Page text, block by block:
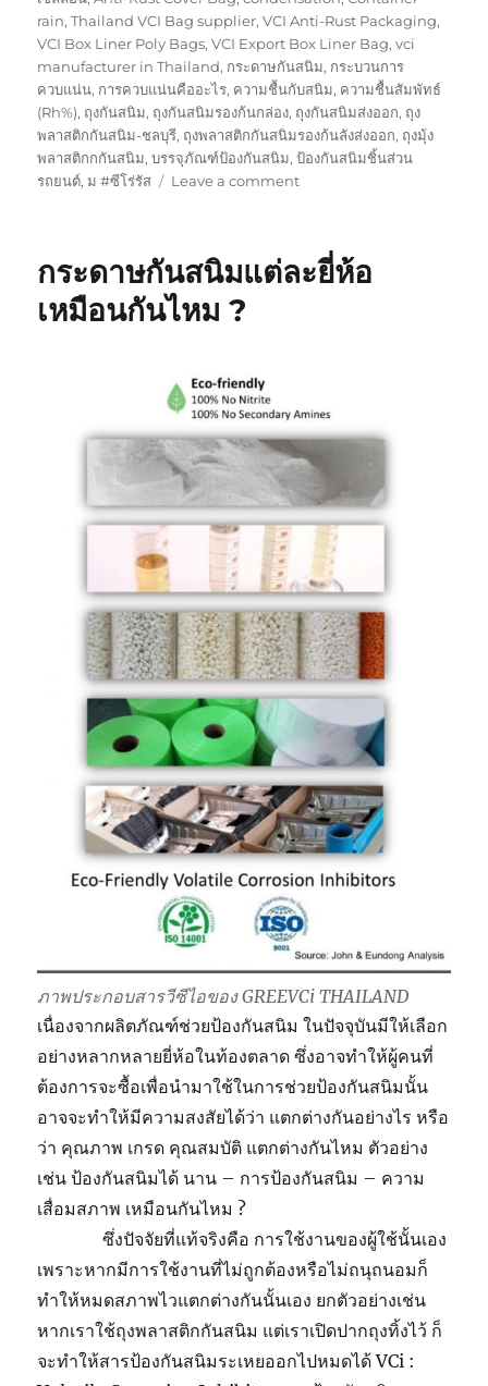
rain,Thailand VCI Bag supplier,VCI Anti-Rust Packaging,
VCI Box Liner Poly Bags,VCI Export Box Liner Bag,vci
manufacturer in Thailand, กระดาษกันสนิม, กระบวนการ
ควบแน่น, การควบแน่นคืออะไร, ความชื้นกับสนิม, ความชื้นสัมพัทธ์
(Rh%), ถุงกันสนิม, ถุงกันสนิมรองก้นกล่อง, ถุงกันสนิมส่งออก, ถุง
พลาสติกกันสนิม-ชลบุรี, ถุงพลาสติกกันสนิมรองก้นลังส่งออก, ถุงมุ้ง
พลาสติกกกันสนิม,บรรจุภัณฑ์ป้องกันสนิม,ป้องกันสนิมชิ้นส่วน
รถยนต์,ม #ซีโร่รัส Leave a commenton
คุ้ม
กระดาษกันสนิมแต่ละยี่ห้อ
เหมือนกันไหม ?
ภาพประกอบสารวีซีไอของ GREEVCi THAILAND
เนื่องจากผลิตภัณฑ์ช่วยป้องกันสนิม ในปัจจุบันมีให้เลือก
อย่างหลากหลายยี่ห้อในท้องตลาด ซึ่งอาจทำให้ผู้คนที่
ต้องการจะซื้อเพื่อนำมาใช้ในการช่วยป้องกันสนิมนั้น
อาจจะทำให้มีความสงสัยได้ว่า แตกต่างกันอย่างไร หรือ
ว่า คุณภาพ เกรด คุณสมบัติ แตกต่างกันไหม ตัวอย่าง
เช่น ป้องกันสนิมได้ นาน – การป้องกันสนิม – ความ
เสื่อมสภาพ เหมือนกันไหม ?
ซึ่งปัจจัยที่แท้จริงคือ การใช้งานของผู้ใช้นั้นเอง
เพราะหากมีการใช้งานที่ไม่ถูกต้องหรือไม่ถนุถนอมก็
ทำให้หมดสภาพไวแตกต่างกันนั้นเอง ยกตัวอย่างเช่น
หากเราใช้ถุงพลาสติกกันสนิม แต่เราเปิดปากถุงทิ้งไว้ ก็
จะทำให้สารป้องกันสนิมระเหยออกไปหมดได้ VCi :